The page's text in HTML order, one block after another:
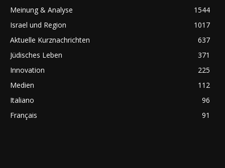
Meinung & Analyse
1544
Israel und Region
1017
Aktuelle Kurznachrichten
637
Jüdisches Leben
371
Innovation
225
Medien
112
Italiano
96
Français
91